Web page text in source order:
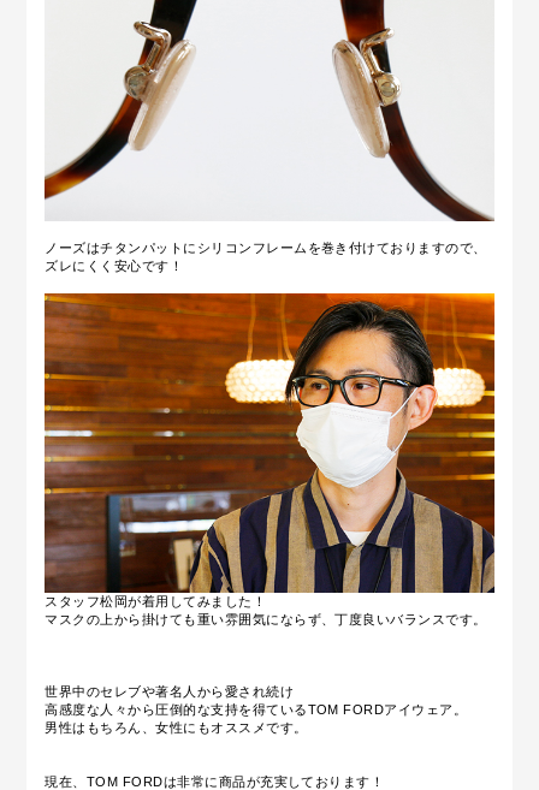
ノーズはチタンパットにシリコンフレームを巻き付けておりますので、
ズレにくく安心です！
スタッフ松岡が着用してみました！
マスクの上から掛けても重い雰囲気にならず、丁度良いバランスです。
世界中のセレブや著名人から愛され続け
高感度な人々から圧倒的な支持を得ているTOM FORDアイウェア。
男性はもちろん、女性にもオススメです。
現在、TOM FORDは非常に商品が充実しております！